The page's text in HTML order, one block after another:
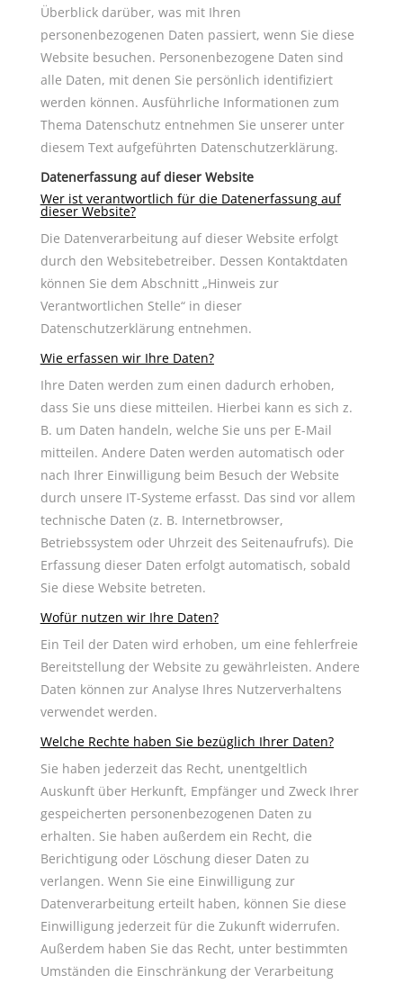
Überblick darüber, was mit Ihren
personenbezogenen Daten passiert, wenn Sie diese
Website besuchen. Personenbezogene Daten sind
alle Daten, mit denen Sie persönlich identifiziert
werden können. Ausführliche Informationen zum
Thema Datenschutz entnehmen Sie unserer unter
diesem Text aufgeführten Datenschutzerklärung.
Datenerfassung auf dieser Website
Wer ist verantwortlich für die Datenerfassung auf
dieser Website?
Die Datenverarbeitung auf dieser Website erfolgt
durch den Websitebetreiber. Dessen Kontaktdaten
können Sie dem Abschnitt „Hinweis zur
Verantwortlichen Stelle“ in dieser
Datenschutzerklärung entnehmen.
Wie erfassen wir Ihre Daten?
Ihre Daten werden zum einen dadurch erhoben,
dass Sie uns diese mitteilen. Hierbei kann es sich z.
B. um Daten handeln, welche Sie uns per E-Mail
mitteilen. Andere Daten werden automatisch oder
nach Ihrer Einwilligung beim Besuch der Website
durch unsere IT-Systeme erfasst. Das sind vor allem
technische Daten (z. B. Internetbrowser,
Betriebssystem oder Uhrzeit des Seitenaufrufs). Die
Erfassung dieser Daten erfolgt automatisch, sobald
Sie diese Website betreten.
Wofür nutzen wir Ihre Daten?
Ein Teil der Daten wird erhoben, um eine fehlerfreie
Bereitstellung der Website zu gewährleisten. Andere
Daten können zur Analyse Ihres Nutzerverhaltens
verwendet werden.
Welche Rechte haben Sie bezüglich Ihrer Daten?
Sie haben jederzeit das Recht, unentgeltlich
Auskunft über Herkunft, Empfänger und Zweck Ihrer
gespeicherten personenbezogenen Daten zu
erhalten. Sie haben außerdem ein Recht, die
Berichtigung oder Löschung dieser Daten zu
verlangen. Wenn Sie eine Einwilligung zur
Datenverarbeitung erteilt haben, können Sie diese
Einwilligung jederzeit für die Zukunft widerrufen.
Außerdem haben Sie das Recht, unter bestimmten
Umständen die Einschränkung der Verarbeitung